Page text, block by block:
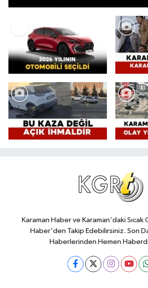
Karaman Haber ve Karaman'daki Sıcak
Haber'den Takip Edebilirsiniz. Son
Haberlerinden Hemen